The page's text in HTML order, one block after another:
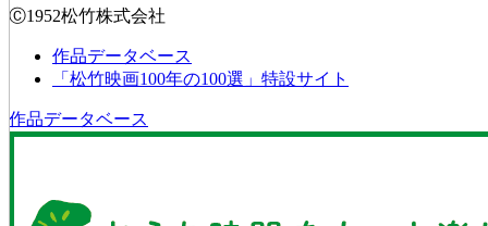
Ⓒ1952松竹株式会社
作品データベース
「松竹映画100年の100選」特設サイト
作品データベース